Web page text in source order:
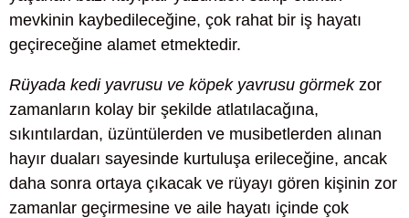
mevkinin kaybedileceğine, çok rahat bir iş hayatı
geçireceğine alamet etmektedir.
Rüyada kedi yavrusu ve köpek yavrusu görmekzor
zamanların kolay bir şekilde atlatılacağına,
sıkıntılardan, üzüntülerden ve musibetlerden alınan
hayır duaları sayesinde kurtuluşa erileceğine, ancak
daha sonra ortaya çıkacak ve rüyayı gören kişinin zor
zamanlar geçirmesine ve aile hayatı içinde çok